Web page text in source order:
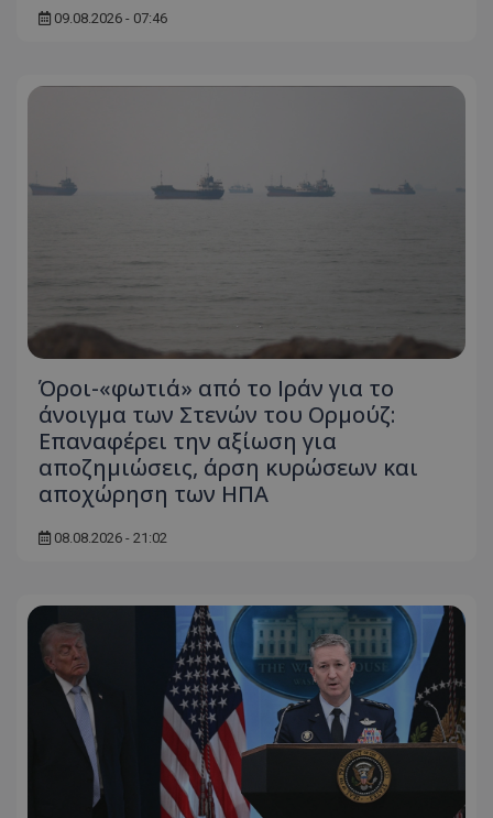
09.08.2026 - 07:46
Όροι-«φωτιά» από το Ιράν για το
άνοιγμα των Στενών του Ορμούζ:
Επαναφέρει την αξίωση για
αποζημιώσεις, άρση κυρώσεων και
αποχώρηση των ΗΠΑ
08.08.2026 - 21:02